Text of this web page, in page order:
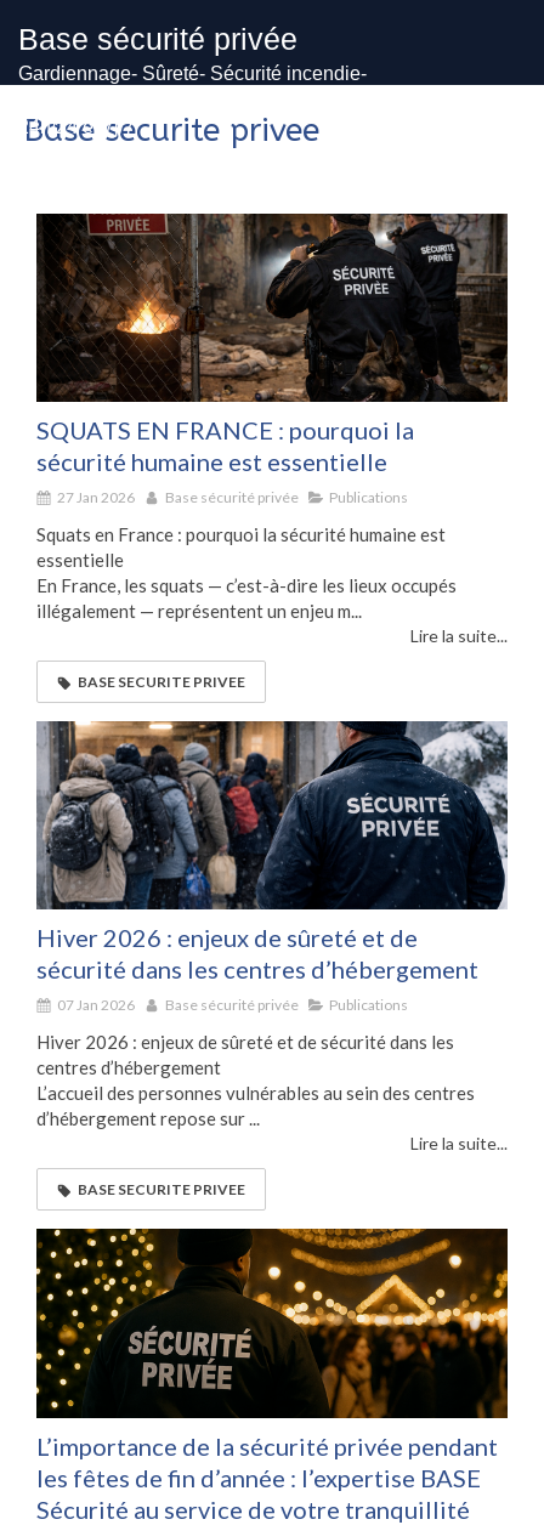
Base sécurité privée
Gardiennage- Sûreté- Sécurité incendie-
24h/24 et 7j/7
Base securite privee
SQUATS EN FRANCE : pourquoi la
sécurité humaine est essentielle
27 Jan 2026 Base sécurité privée Publications
Squats en France : pourquoi la sécurité humaine est
essentielle
En France, les squats — c’est-à-dire les lieux occupés
illégalement — représentent un enjeu m...
Lire la suite...
BASE SECURITE PRIVEE
Hiver 2026 : enjeux de sûreté et de
sécurité dans les centres d’hébergement
07 Jan 2026 Base sécurité privée Publications
Hiver 2026 : enjeux de sûreté et de sécurité dans les
centres d’hébergement
L’accueil des personnes vulnérables au sein des centres
d’hébergement repose sur ...
Lire la suite...
BASE SECURITE PRIVEE
L’importance de la sécurité privée pendant
les fêtes de fin d’année : l’expertise BASE
Sécurité au service de votre tranquillité